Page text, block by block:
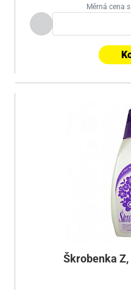
Měrná cena
Škrobenka